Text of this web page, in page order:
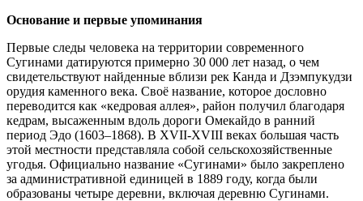
Основание и первые упоминания
Первые следы человека на территории современного
Сугинами датируются примерно 30 000 лет назад, о чем
свидетельствуют найденные вблизи рек Канда и Дзэмпукудзи
орудия каменного века. Своё название, которое дословно
переводится как «кедровая аллея», район получил благодаря
кедрам, высаженным вдоль дороги Омекайдо в ранний
период Эдо (1603–1868). В XVII-XVIII веках большая часть
этой местности представляла собой сельскохозяйственные
угодья. Официально название «Сугинами» было закреплено
за административной единицей в 1889 году, когда были
образованы четыре деревни, включая деревню Сугинами.